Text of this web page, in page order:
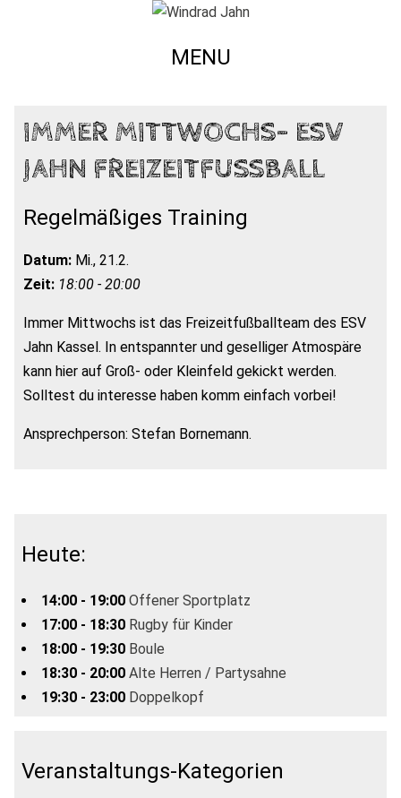
MENU
IMMER MITTWOCHS- ESV
JAHN FREIZEITFUSSBALL
Regelmäßiges Training
Datum: Mi., 21.2.
Zeit: 18:00 - 20:00
Immer Mittwochs ist das Freizeitfußballteam des ESV
Jahn Kassel. In entspannter und geselliger Atmospäre
kann hier auf Groß- oder Kleinfeld gekickt werden.
Solltest du interesse haben komm einfach vorbei!
Ansprechperson: Stefan Bornemann.
Heute:
14:00 - 19:00 Offener Sportplatz
17:00 - 18:30 Rugby für Kinder
18:00 - 19:30 Boule
18:30 - 20:00 Alte Herren / Partysahne
19:30 - 23:00 Doppelkopf
Veranstaltungs-Kategorien